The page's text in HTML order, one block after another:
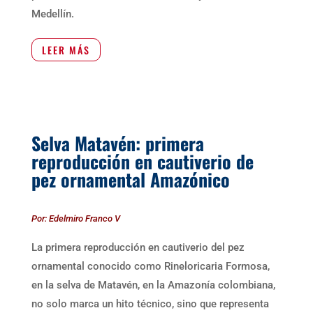
Medellín.
LEER MÁS
Selva Matavén: primera
reproducción en cautiverio de
pez ornamental Amazónico
Por: Edelmiro Franco V
La primera reproducción en cautiverio del pez
ornamental conocido como Rineloricaria Formosa,
en la selva de Matavén, en la Amazonía colombiana,
no solo marca un hito técnico, sino que representa